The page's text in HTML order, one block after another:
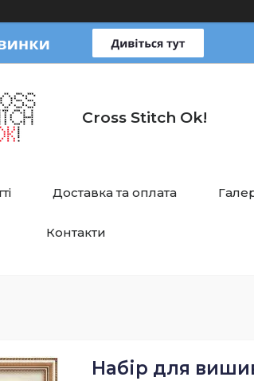
Cross Stitch Ok!
Доставка та оплата
Контакти
Набір для